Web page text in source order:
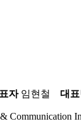
자임현철대